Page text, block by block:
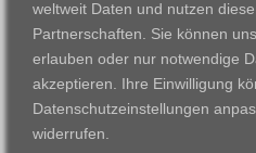
Impressum
Datenschutzerklärung
Kassel
Wiesbaden
weltweit Daten und nutzen
Partnerschaften. Sie können
erlauben oder nur notwendige
akzeptieren. Ihre Einwilligung
Datenschutzeinstellungen
widerrufen.